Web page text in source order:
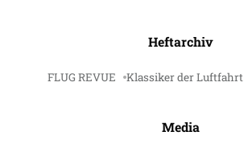
Heftarchiv
FLUG REVUE Klassiker der Luftfahrt
Media